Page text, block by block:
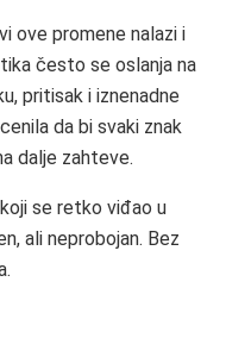
ove promene nalazi i
često se oslanja na
pritisak i iznenadne
da bi svaki znak
dalje zahteve.
se retko viđao u
ali neprobojan. Bez